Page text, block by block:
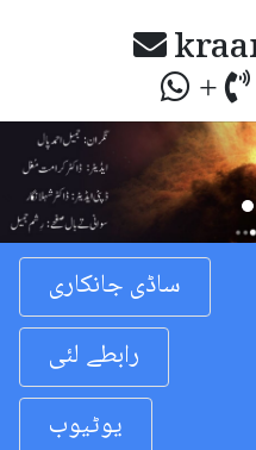
+
Previous
ساڈی جانکاری
رابطے لئی
یوٹیوب